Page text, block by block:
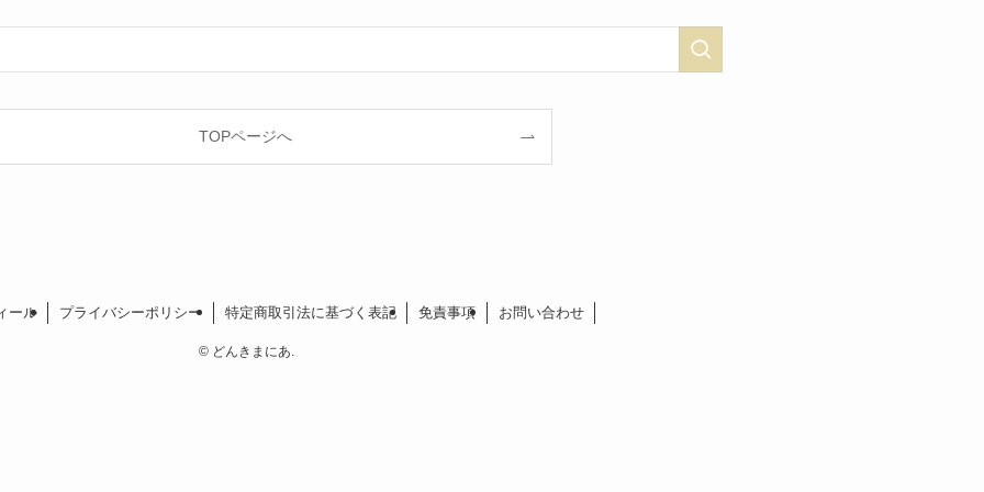
TOPページへ
ール プライバシーポリシー 特定商取引法に基づく表記 免責事項 お問い合わせ
©どんきまにあ.